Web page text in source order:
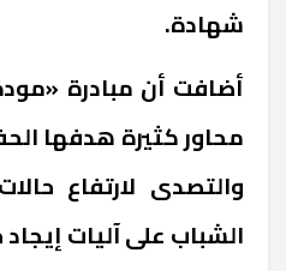
شهادة.
أضافت أن مبادرة
محاور كثيرة هدفها
والتصدى لارتفاع
الشباب على آليات